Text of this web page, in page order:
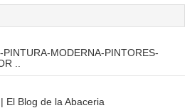
MODERNA-PINTORES-
..
El Blog de la Abaceria